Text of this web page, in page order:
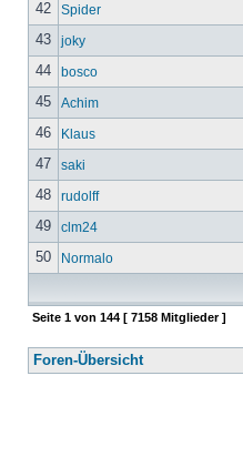
42 Spider
43 joky
44 bosco
45 Achim
46 Klaus
47 saki
48 rudolff
49 clm24
50 Normalo
Seite 1 von 144 [ 7158 Mitglieder ]
Foren-Übersicht